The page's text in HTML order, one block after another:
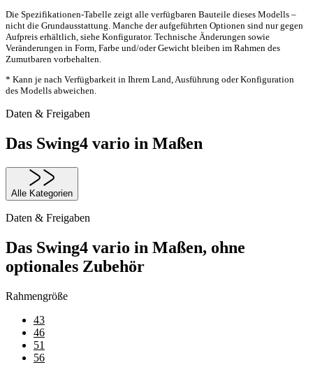
Die Spezifikationen-Tabelle zeigt alle verfügbaren Bauteile dieses Modells –
nicht die Grundausstattung. Manche der aufgeführten Optionen sind nur gegen
Aufpreis erhältlich, siehe Konfigurator. Technische Änderungen sowie
Veränderungen in Form, Farbe und/oder Gewicht bleiben im Rahmen des
Zumutbaren vorbehalten.
* Kann je nach Verfügbarkeit in Ihrem Land, Ausführung oder Konfiguration
des Modells abweichen.
Daten & Freigaben
Das Swing4 vario in Maßen
Alle Kategorien
Daten & Freigaben
Das Swing4 vario in Maßen, ohne
optionales Zubehör
Rahmengröße
43
46
51
56